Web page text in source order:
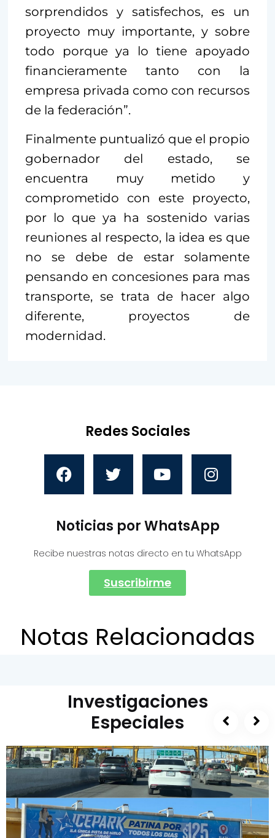
sorprendidos y satisfechos, es un
proyecto muy importante, y sobre
todo porque ya lo tiene apoyado
financieramente tanto con la
empresa privada como con recursos
de la federación”.
Finalmente puntualizó que el propio
gobernador del estado, se
encuentra muy metido y
comprometido con este proyecto,
por lo que ya ha sostenido varias
reuniones al respecto, la idea es que
no se debe de estar solamente
pensando en concesiones para mas
transporte, se trata de hacer algo
diferente, proyectos de
modernidad.
Redes Sociales
Noticias por WhatsApp
Recibe nuestras notas directo en tu WhatsApp
Suscribirme
Notas Relacionadas
Investigaciones
Especiales